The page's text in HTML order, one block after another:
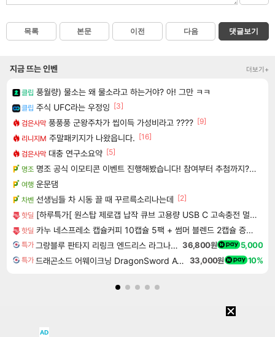
목록 본문 이전 다음 댓글보기
지금 뜨는 인벤 더보기+
클립 풍월량) 물소는 왜 물소라고 하는거야? 아! 그만 ㅋㅋ
클립 주식 UFC라는 우정잉 [3]
검은사막 풍풍풍 군왕주차가 씹이득 가성비라고 ???? [9]
리니지M 주말패키지가 나왔읍니다. [16]
검은사막 대충 연구소요약 [5]
명조 명조 공식 이모티콘 이벤트 진행해봤습니다! 참여부터 추첨까지????
여행 운문댐
차벤 선생님들 차 시동 끌 때 꾸르륵소리나는데 [2]
핫딜 [하루특가[ 원스탑 제로갭 납작 큐브 고용량 USB C 고속충전 멀티탭 4000W
핫딜 카누 네스프레소 캡슐커피 10캡슐 5팩 + 썸머 블렌드 2캡슐 증정 총52캡슐
특가 그랑블루 판타지 리링크 엔드리스 라그나로크 업그레이드 킷 Granblue Fantasy Relink Endless Ragnarok Upgrade Kit DLC 36,800원 5,000
특가 드래곤소드 어웨이크닝 DragonSword Awakening 33,000원 10%
AD